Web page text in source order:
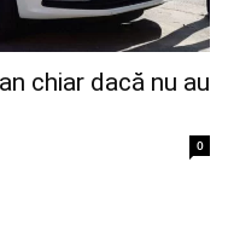
chiar dacă nu au
0